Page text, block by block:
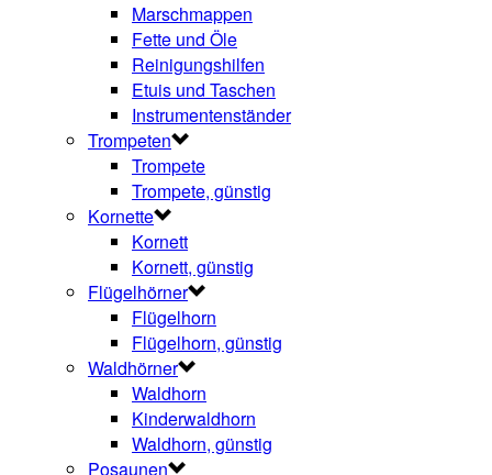
Marschmappen
Fette und Öle
Reinigungshilfen
Etuis und Taschen
Instrumentenständer
Trompeten
Trompete
Trompete, günstig
Kornette
Kornett
Kornett, günstig
Flügelhörner
Flügelhorn
Flügelhorn, günstig
Waldhörner
Waldhorn
Kinderwaldhorn
Waldhorn, günstig
Posaunen